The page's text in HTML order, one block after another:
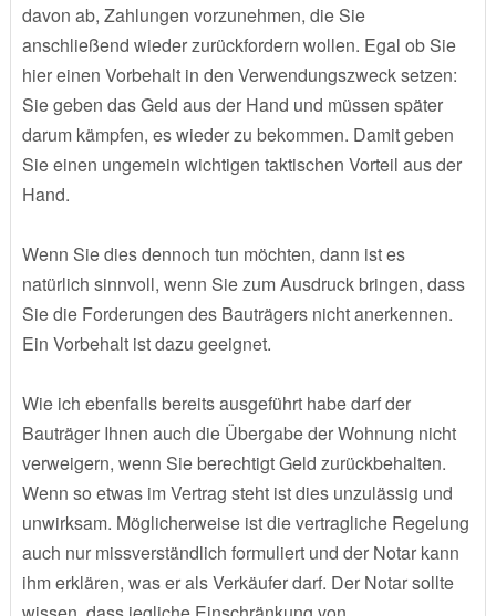
davon ab, Zahlungen vorzunehmen, die Sie
anschließend wieder zurückfordern wollen. Egal ob Sie
hier einen Vorbehalt in den Verwendungszweck setzen:
Sie geben das Geld aus der Hand und müssen später
darum kämpfen, es wieder zu bekommen. Damit geben
Sie einen ungemein wichtigen taktischen Vorteil aus der
Hand.
Wenn Sie dies dennoch tun möchten, dann ist es
natürlich sinnvoll, wenn Sie zum Ausdruck bringen, dass
Sie die Forderungen des Bauträgers nicht anerkennen.
Ein Vorbehalt ist dazu geeignet.
Wie ich ebenfalls bereits ausgeführt habe darf der
Bauträger Ihnen auch die Übergabe der Wohnung nicht
verweigern, wenn Sie berechtigt Geld zurückbehalten.
Wenn so etwas im Vertrag steht ist dies unzulässig und
unwirksam. Möglicherweise ist die vertragliche Regelung
auch nur missverständlich formuliert und der Notar kann
ihm erklären, was er als Verkäufer darf. Der Notar sollte